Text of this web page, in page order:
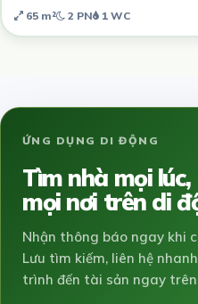
65 m² 2 PN 1 WC
ỨNG DỤNG DI ĐỘNG
Tìm nhà mọi lúc,
mọi nơi trên di
Nhận thông báo ngay khi
Lưu tìm kiếm, liên hệ
trình đến tài sản ngay trên